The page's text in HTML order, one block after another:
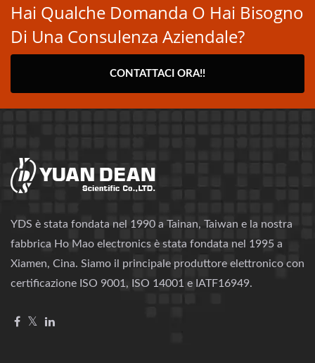
Hai Qualche Domanda O Hai Bisogno
Di Una Consulenza Aziendale?
CONTATTACI ORA!!
YDS è stata fondata nel 1990 a Tainan, Taiwan e la nostra
fabbrica Ho Mao electronics è stata fondata nel 1995 a
Xiamen, Cina. Siamo il principale produttore elettronico con
certificazione ISO 9001, ISO 14001 e IATF16949.